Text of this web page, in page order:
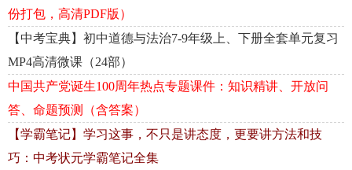
份打包，高清PDF版）
【中考宝典】初中道德与法治7-9年级上、下册全套单元复习
MP4高清微课（24部）
中国共产党诞生100周年热点专题课件：知识精讲、开放问
答、命题预测（含答案）
【学霸笔记】学习这事，不只是讲态度，更要讲方法和技
巧：中考状元学霸笔记全集